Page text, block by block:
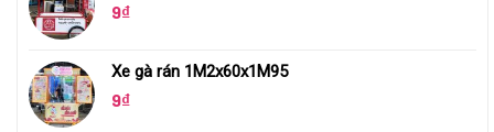
9₫
Xe gà rán 1M2x60x1M95
9₫